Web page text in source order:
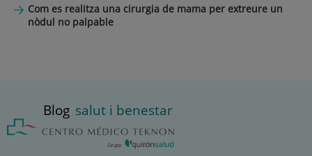
Com es realitza una cirurgia de mama per extreure un
nòdul no palpable
Blog salut i benestar